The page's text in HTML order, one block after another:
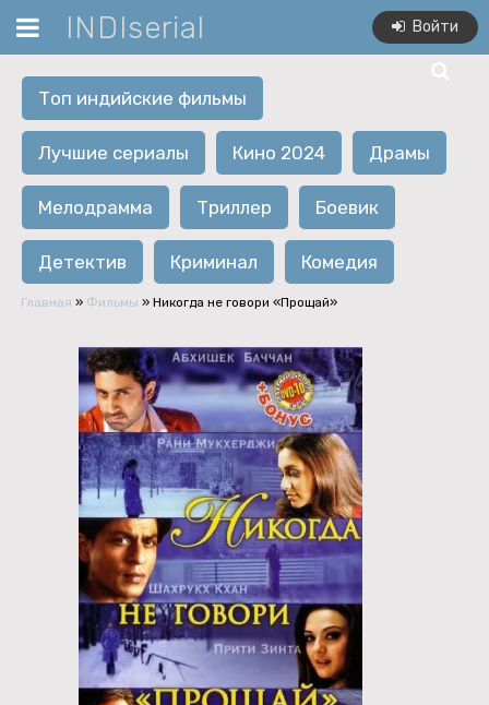
INDIserial Войти
Топ индийские фильмы
Лучшие сериалы Кино 2024 Драмы
Мелодрамма Триллер Боевик
Детектив Криминал Комедия
Главная » Фильмы » Никогда не говори «Прощай»